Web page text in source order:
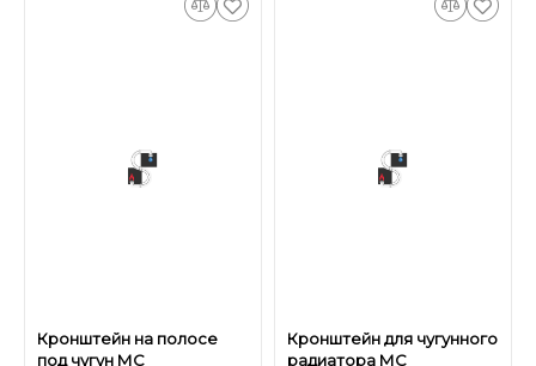
Кронштейн на полосе
под чугун МС
Кронштейн для чугунного
радиатора МС